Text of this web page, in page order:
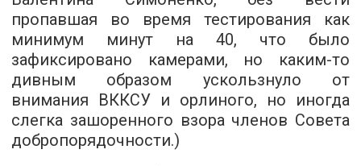
пропавшая во время тестирования как
минимум минут на 40, что было
зафиксировано камерами, но каким-то
дивным образом ускользнуло от
внимания ВККСУ и орлиного, но иногда
слегка зашоренного взора членов Совета
добропорядочности.)